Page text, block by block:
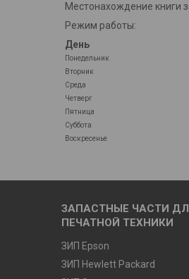
Местонахождение книги
Режим работы:
День
Понедельник
Вторник
Среда
Четверг
Пятница
Суббота
Воскресенье
ЗАПАСТНЫЕ ЧАСТИ
ПЕЧАТНОЙ ТЕХНИКИ
ЗИП Epson
ЗИП Hewlett Packard